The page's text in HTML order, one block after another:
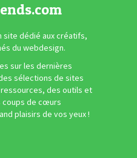
site dédié aux créatifs,
du webdesign.
sur les dernières
sélections de sites
des outils et
coups de cœurs
plaisirs de vos yeux !